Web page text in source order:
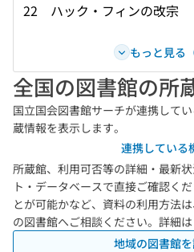
22 ハック・フィンの改宗
もっと見る
全国の図書館の所
国立国会図書館サーチが連携して
蔵情報を表示します。
連携している
所蔵館、利用可否等の詳細・最新
ト・データベースで直接ご確認く
とが可能かなど、資料の利用方法
の図書館へご相談ください。詳細は
地域の図書館